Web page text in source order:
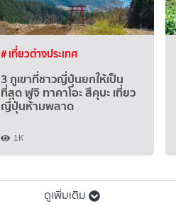
# เที่ยวต่างประเทศ
3 ภูเขาที่ชาวญี่ปุ่นยกให้เป็น
ที่สุด ฟูจิ ทาคาโอะ สึคุบะ เที่ยว
ญี่ปุ่นห้ามพลาด
1K
ดูเพิ่มเติม